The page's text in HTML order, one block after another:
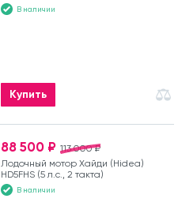
В наличии
Купить
113 000 ₽
88 500 ₽
Лодочный мотор Хайди (Hidea)
HD5FHS (5 л.с., 2 такта)
В наличии